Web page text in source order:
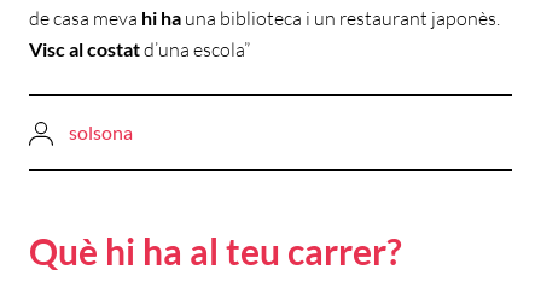
de casa meva hi ha una biblioteca i un restaurant japonès.
Viscal costatd’una escola”
solsona
Què hi ha al teu carrer?